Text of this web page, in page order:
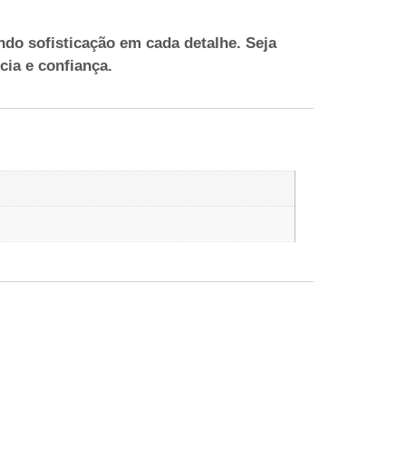
sofisticação em cada detalhe. Seja
e confiança.